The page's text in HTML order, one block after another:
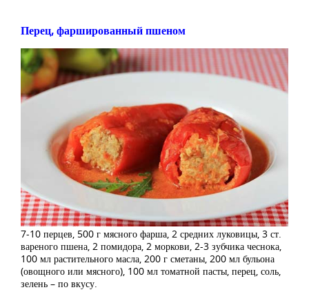
Перец, фаршированный пшеном
7-10 перцев, 500 г мясного фарша, 2 средних луковицы, 3 ст.
вареного пшена, 2 помидора, 2 моркови, 2-3 зубчика чеснока,
100 мл растительного масла, 200 г сметаны, 200 мл бульона
(овощного или мясного), 100 мл томатной пасты, перец, соль,
зелень – по вкусу.